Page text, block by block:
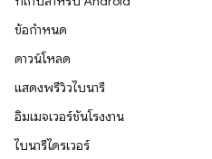
ข้อกำหนด
ดาวน์โหลด
แสดงพรีวิวไบนารี
อิมเมจเวอร์ชันโรงงาน
ไบนารีไดรเวอร์